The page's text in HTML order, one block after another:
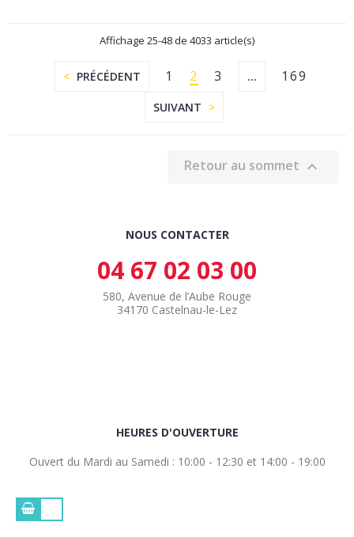
Affichage 25-48 de 4033 article(s)
PRÉCÉDENT 1 2 3 … 169
SUIVANT
Retour au sommet 
NOUS CONTACTER
04 67 02 03 00
580, Avenue de l’Aube Rouge
34170 Castelnau-le-Lez
HEURES D'OUVERTURE
Ouvert du Mardi au Samedi : 10:00 - 12:30 et 14:00 - 19:00